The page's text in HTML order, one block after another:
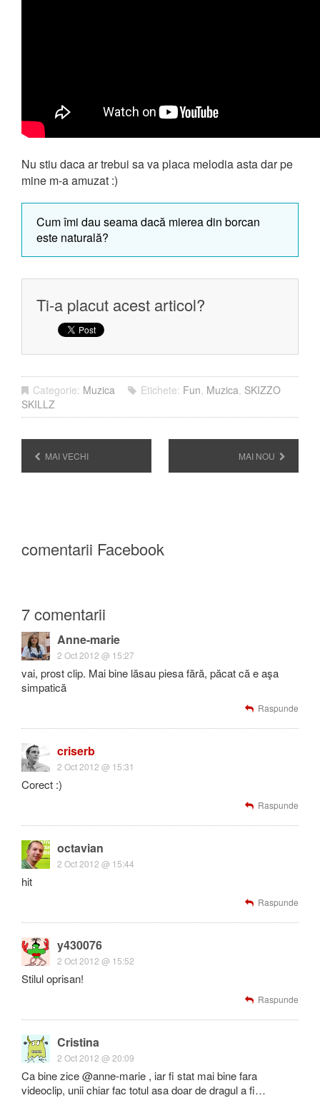
Nu stiu daca ar trebui sa va placa melodia asta dar pe
mine m-a amuzat :)
Cum îmi dau seama dacă mierea din borcan
este naturală?
Ti-a placut acest articol?
Categorie: Muzica Etichete: Fun, Muzica, SKIZZO
SKILLZ
MAI VECHI MAI NOU
comentarii Facebook
7 comentarii
Anne-marie
2 Oct 2012 @ 15:27
vai, prost clip. Mai bine lăsau piesa fără, păcat că e aşa
simpatică
Raspunde
criserb
2 Oct 2012 @ 15:31
Corect :)
Raspunde
octavian
2 Oct 2012 @ 15:44
hit
Raspunde
y430076
2 Oct 2012 @ 15:52
Stilul oprisan!
Raspunde
Cristina
2 Oct 2012 @ 20:09
Ca bine zice @anne-marie , iar fi stat mai bine fara
videoclip, unii chiar fac totul asa doar de dragul a fi…